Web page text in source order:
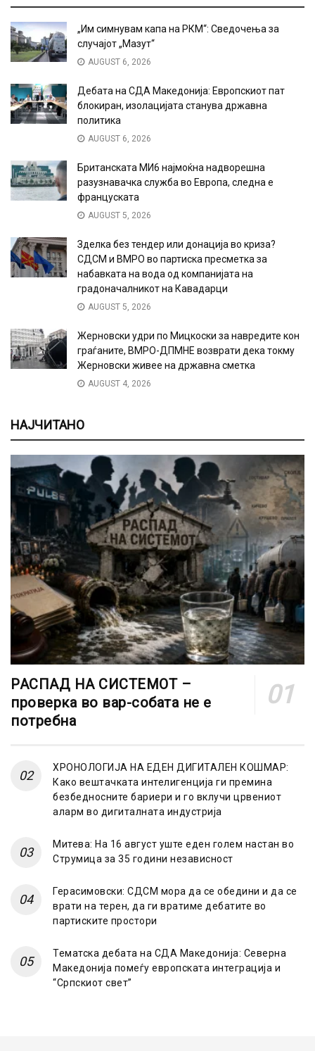
„Им симнувам капа на РКМ“: Сведочења за
случајот „Мазут“
AUGUST 6, 2026
Дебата на СДА Македонија: Европскиот пат
блокиран, изолацијата станува државна
политика
AUGUST 6, 2026
Британската МИ6 најмоќна надворешна
разузнавачка служба во Европа, следна е
француската
AUGUST 5, 2026
Зделка без тендер или донација во криза?
СДСМ и ВМРО во партиска пресметка за
набавката на вода од компанијата на
градоначалникот на Кавадарци
AUGUST 5, 2026
Жерновски удри по Мицкоски за навредите кон
граѓаните, ВМРО-ДПМНЕ возврати дека токму
Жерновски живее на државна сметка
AUGUST 4, 2026
НАЈЧИТАНО
РАСПАД НА СИСТЕМОТ –
проверка во вар-собата не е
потребна
ХРОНОЛОГИЈА НА ЕДЕН ДИГИТАЛЕН КОШМАР:
Како вештачката интелигенција ги премина
безбедносните бариери и го вклучи црвениот
аларм во дигиталната индустрија
Митева: На 16 август уште еден голем настан во
Струмица за 35 години независност
Герасимовски: СДСМ мора да се обедини и да се
врати на терен, да ги вратиме дебатите во
партиските простори
Тематска дебата на СДА Македонија: Северна
Македонија помеѓу европската интеграција и
“Српскиот свет”